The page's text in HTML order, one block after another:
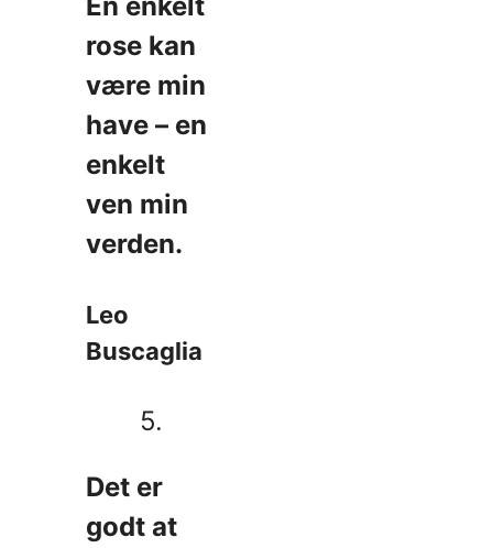
En enkelt
rose kan
være min
have – en
enkelt
ven min
verden.
Leo
Buscaglia
5.
Det er
godt at